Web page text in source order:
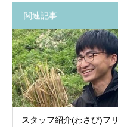
関連記事
スタッフ紹介(わさび)フリ